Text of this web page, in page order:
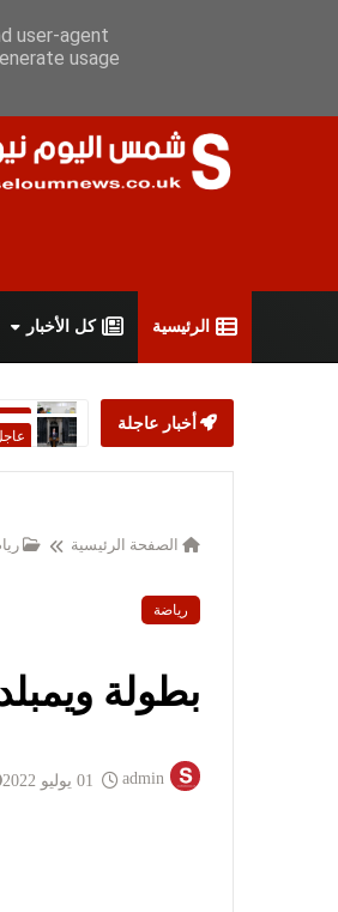
سياسة
الرئيسية كل الأخبار
أخبار عاجلة
الصفحة الرئيسية
رياضة
بطولة
admin
user-agent
usage